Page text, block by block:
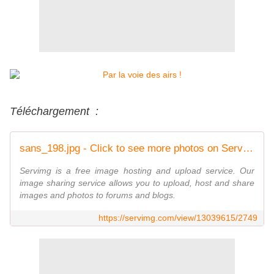
Téléchargement :
sans_198.jpg - Click to see more photos on ServImg
Servimg is a free image hosting and upload service. Our
image sharing service allows you to upload, host and share
images and photos to forums and blogs.
https://servimg.com/view/13039615/2749